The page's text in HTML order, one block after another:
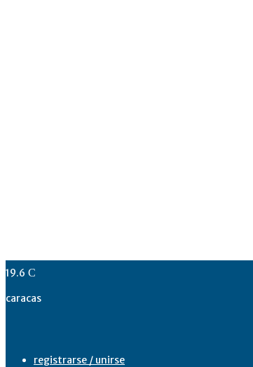
19.6 C
caracas
registrarse / unirse